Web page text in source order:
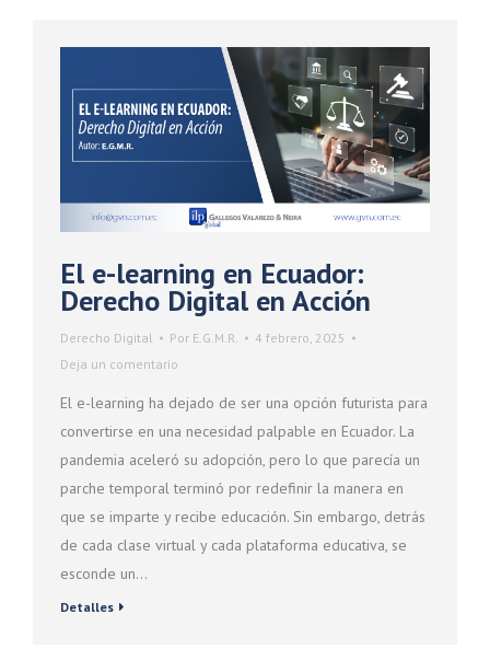
El e-learning en Ecuador:
Derecho Digital en Acción
Derecho Digital Por E.G.M.R.
4 febrero, 2025
Deja un comentario
El e-learning ha dejado de ser una opción futurista para
convertirse en una necesidad palpable en Ecuador. La
pandemia aceleró su adopción, pero lo que parecía un
parche temporal terminó por redefinir la manera en
que se imparte y recibe educación. Sin embargo, detrás
de cada clase virtual y cada plataforma educativa, se
esconde un…
Detalles